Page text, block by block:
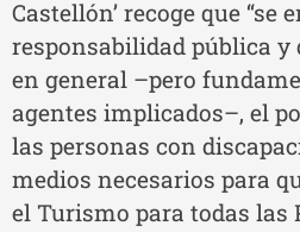
Castellón’ recoge que “se
responsabilidad pública y
en general –pero
agentes implicados–, el
las personas con
medios necesarios para
el Turismo para todas las